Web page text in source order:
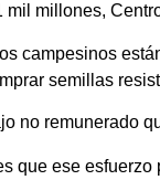
mil millones,
campesinos
semillas
no remunerado
que ese